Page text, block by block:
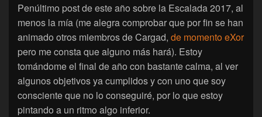
Penúltimo post de este año sobre la Escalada 2017, al
menos la mía (me alegra comprobar que por fin se han
animado otros miembros de Cargad, de momento eXor
pero me consta que alguno más hará). Estoy
tomándome el final de año con bastante calma, al ver
algunos objetivos ya cumplidos y con uno que soy
consciente que no lo conseguiré, por lo que estoy
pintando a un ritmo algo inferior.